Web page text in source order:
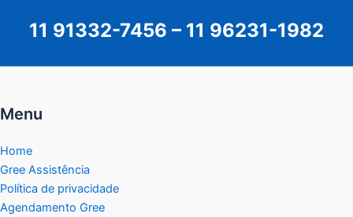
11 91332-7456 – 11 96231-1982
Menu
Home
Gree Assistência
Política de privacidade
Agendamento Gree